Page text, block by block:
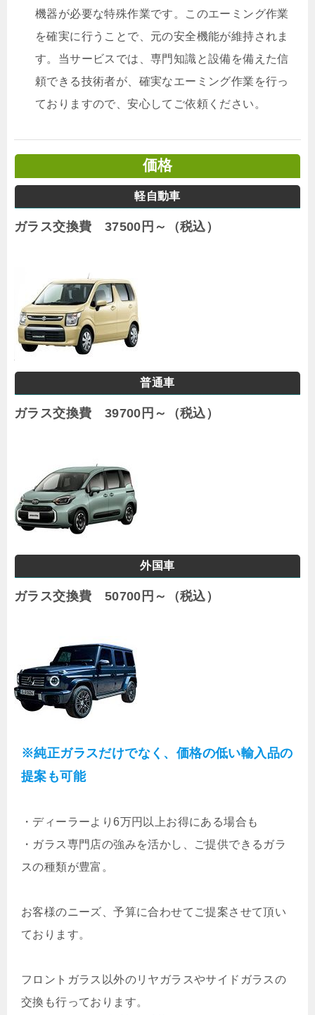
機器が必要な特殊作業です。このエーミング作業
を確実に行うことで、元の安全機能が維持されま
す。当サービスでは、専門知識と設備を備えた信
頼できる技術者が、確実なエーミング作業を行っ
ておりますので、安心してご依頼ください。
価格
軽自動車
ガラス交換費 37500円～（税込）
普通車
ガラス交換費 39700円～（税込）
外国車
ガラス交換費 50700円～（税込）
※純正ガラスだけでなく、価格の低い輸入品の
提案も可能
・ ディーラーより6万円以上お得にある場合も
・ガラス専門店の強みを活かし、ご提供できるガラ
スの種類が豊富。
お客様のニーズ、予算に合わせてご提案させて頂い
ております。
フロントガラス以外のリヤガラスやサイドガラスの
交換も行っております。